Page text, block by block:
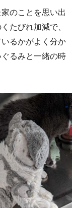
のことを思い出
たびれ加減で、
るかがよく分か
るみと一緒の時